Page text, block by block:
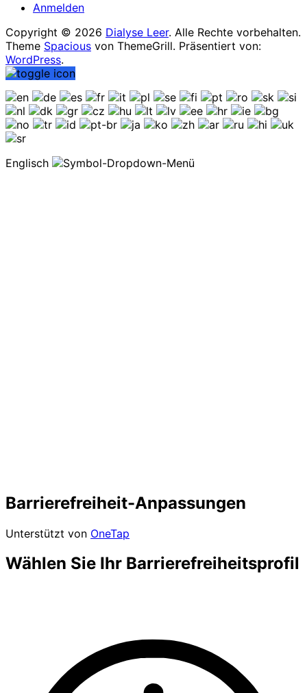
Anmelden
Copyright © 2026 Dialyse Leer. Alle Rechte vorbehalten.
Theme Spacious von ThemeGrill. Präsentiert von:
WordPress.
Englisch
Barrierefreiheit-Anpassungen
Unterstützt von OneTap
Wählen Sie Ihr Barrierefreiheitsprofil